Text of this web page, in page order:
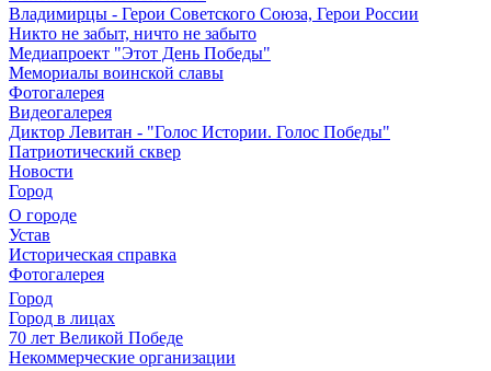
Владимирцы - Герои Советского Союза, Герои России
Никто не забыт, ничто не забыто
Медиапроект "Этот День Победы"
Мемориалы воинской славы
Фотогалерея
Видеогалерея
Диктор Левитан - "Голос Истории. Голос Победы"
Патриотический сквер
Новости
Город
О городе
Устав
Историческая справка
Фотогалерея
Город
Город в лицах
70 лет Великой Победе
Некоммерческие организации